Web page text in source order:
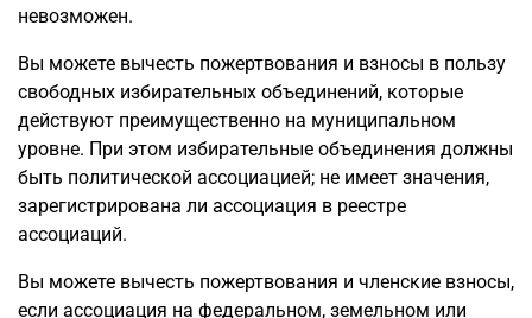
невозможен.
Вы можете вычесть пожертвования и взносы в пользу
свободных избирательных объединений, которые
действуют преимущественно на муниципальном
уровне. При этом избирательные объединения должны
быть политической ассоциацией; не имеет значения,
зарегистрирована ли ассоциация в реестре
ассоциаций.
Вы можете вычесть пожертвования и членские взносы,
если ассоциация на федеральном, земельном или